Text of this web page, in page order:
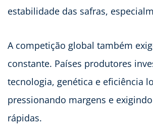
estabilidade das safras,
A competição global também
constante. Países produtores
tecnologia, genética e eficiência
pressionando margens e
rápidas.